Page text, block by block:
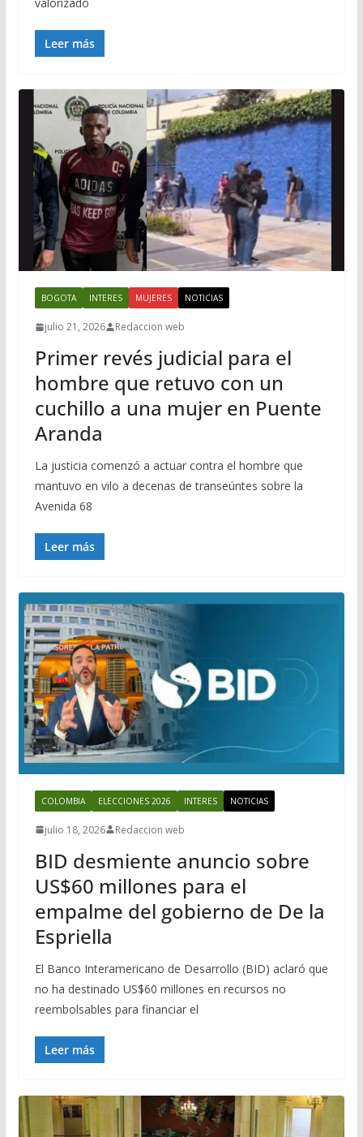
Leer más
BOGOTA INTERES MUJERES NOTICIAS
julio 21, 2026 Redaccion web
Primer revés judicial para el
hombre que retuvo con un
cuchillo a una mujer en Puente
Aranda
La justicia comenzó a actuar contra el hombre que
mantuvo en vilo a decenas de transeúntes sobre la
Avenida 68
Leer más
COLOMBIA ELECCIONES 2026 INTERES NOTICIAS
julio 18, 2026 Redaccion web
BID desmiente anuncio sobre
US$60 millones para el
empalme del gobierno de De la
Espriella
El Banco Interamericano de Desarrollo (BID) aclaró que
no ha destinado US$60 millones en recursos no
reembolsables para financiar el
Leer más